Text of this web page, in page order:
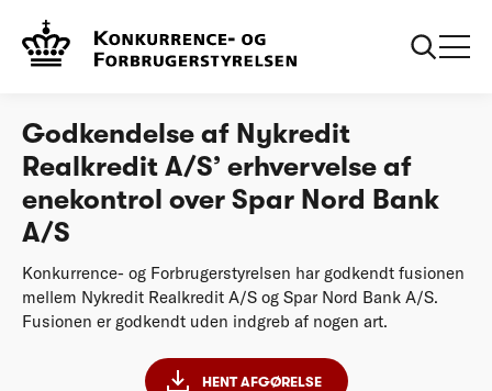
Afgørelser
af Spar Nord Bank
Godkendelse af Nykredit
Realkredit A/S’ erhvervelse af
enekontrol over Spar Nord Bank
A/S
Konkurrence- og Forbrugerstyrelsen har godkendt fusionen
mellem Nykredit Realkredit A/S og Spar Nord Bank A/S.
Fusionen er godkendt uden indgreb af nogen art.
HENT AFGØRELSE